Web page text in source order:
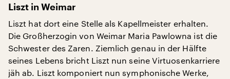
Liszt in Weimar
Liszt hat dort eine Stelle als Kapellmeister erhalten.
Die Großherzogin von Weimar Maria Pawlowna ist die
Schwester des Zaren. Ziemlich genau in der Hälfte
seines Lebens bricht Liszt nun seine Virtuosenkarriere
jäh ab. Liszt komponiert nun symphonische Werke,